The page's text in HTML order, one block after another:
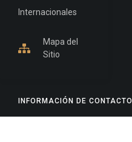
INFORMACIÓN DE CONTACTO
Internacionales
Mapa del
Sitio